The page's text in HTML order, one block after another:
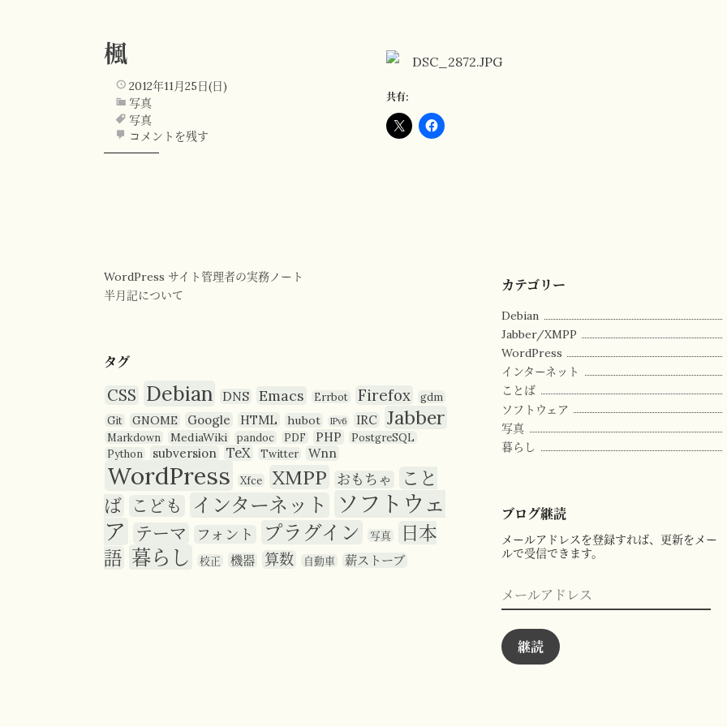
楓
2012年11月25日(日)
写真
写真
コメントを残す
共有:
WordPress サイト管理者の実務ノート
半月記について
タグ
CSS Debian DNS Emacs Errbot Firefox
gdm
Git
GNOME Google HTML hubot IPv6 IRC Jabber
Markdown MediaWiki pandoc PDF PHP
PostgreSQL
Python
subversion TeX Twitter Wnn
WordPress Xfce XMPP おもちゃ
こと
ば こども インターネット
ソフトウェ
ア
テーマ フォント プラグイン 写真
日本
語 暮らし 校正 機器 算数 自動車 薪ストーブ
カテゴリー
Debian
Jabber/XMPP
WordPress
インターネット
ことば
ソフトウェア
写真
暮らし
ブログ継読
メールアドレスを登録すれば、更新をメー
ルで受信できます。
ー
ル
ア
ド
レ
継読